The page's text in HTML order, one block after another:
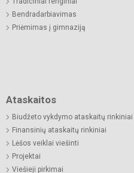
Bendradarbiavimas
Priėmimas į gimnaziją
Ataskaitos
Biudžeto vykdymo ataskaitų rinkiniai
Finansinių ataskaitų rinkiniai
Lėšos veiklai viešinti
Projektai
Viešieji pirkimai